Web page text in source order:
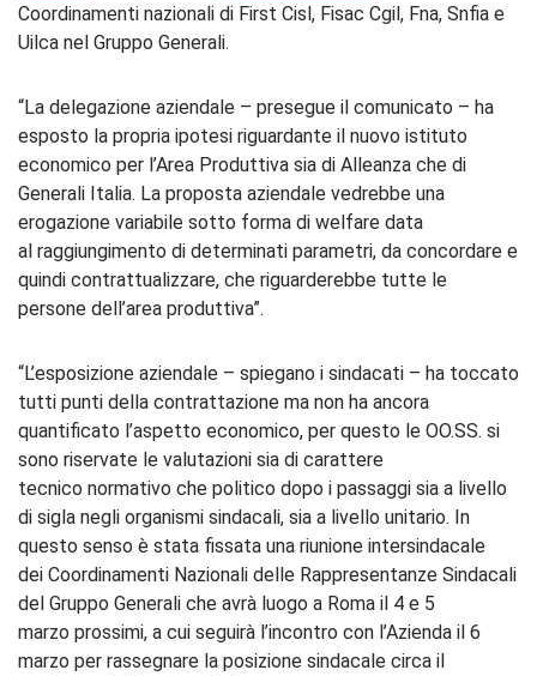
Coordinamenti nazionali di First Cisl, Fisac Cgil, Fna, Snfia e
Uilca nel Gruppo Generali.
“La delegazione aziendale – presegue il comunicato – ha
esposto la propria ipotesi riguardante il nuovo istituto
economico per l’Area Produttiva sia di Alleanza che di
Generali Italia. La proposta aziendale vedrebbe una
erogazione variabile sotto forma di welfare data
al raggiungimento di determinati parametri, da concordare e
quindi contrattualizzare, che riguarderebbe tutte le
persone dell’area produttiva”.
“L’esposizione aziendale – spiegano i sindacati – ha toccato
tutti punti della contrattazione ma non ha ancora
quantificato l’aspetto economico, per questo le OO.SS. si
sono riservate le valutazioni sia di carattere
tecnico normativo che politico dopo i passaggi sia a livello
di sigla negli organismi sindacali, sia a livello unitario. In
questo senso è stata fissata una riunione intersindacale
dei Coordinamenti Nazionali delle Rappresentanze Sindacali
del Gruppo Generali che avrà luogo a Roma il 4 e 5
marzo prossimi, a cui seguirà l’incontro con l’Azienda il 6
marzo per rassegnare la posizione sindacale circa il